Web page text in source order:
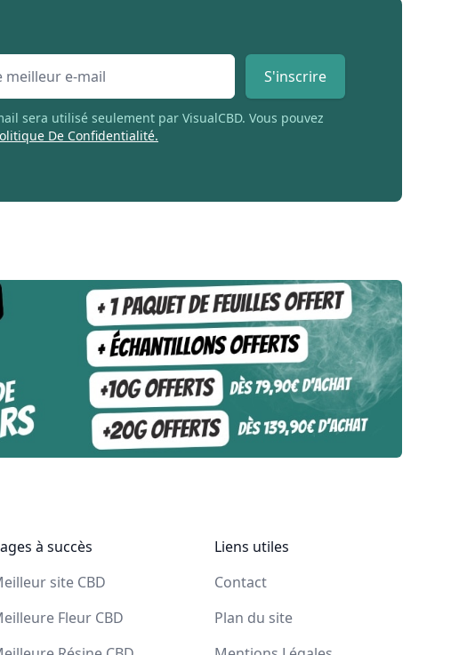
S'inscrire
sera utilisé seulement par VisualCBD. Vous pouvez
De Confidentialité.
à succès
site CBD
Fleur CBD
Liens utiles
Contact
Plan du site